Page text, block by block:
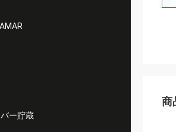
ー貯蔵
商